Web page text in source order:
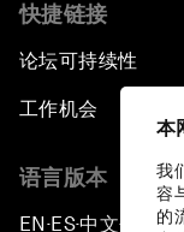
本
我
容
的
快捷链接
论坛可持续性
工作机会
语言版本
EN ▪ ES▪中文▪ 日本語